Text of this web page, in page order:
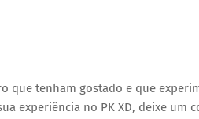
que tenham gostado e que
experiência no PK XD, deixe um